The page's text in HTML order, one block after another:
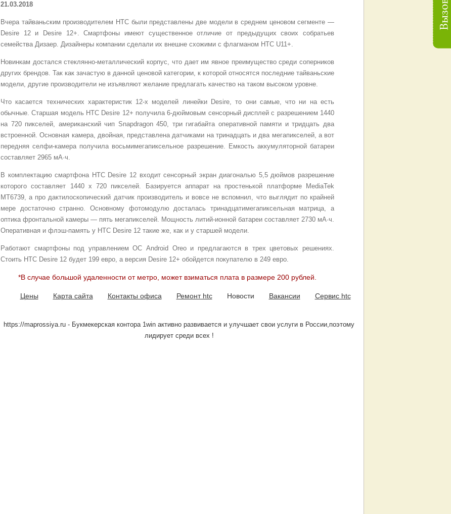
21.03.2018
Вчера тайваньским производителем HTC были представлены две модели в среднем ценовом сегменте —
Desire 12 и Desire 12+. Смартфоны имеют существенное отличие от предыдущих своих собратьев
семейства Дизаер. Дизайнеры компании сделали их внешне схожими с флагманом HTC U11+.
Новинкам достался стеклянно-металлический корпус, что дает им явное преимущество среди соперников
других брендов. Так как зачастую в данной ценовой категории, к которой относятся последние тайваньские
модели, другие производители не изъявляют желание предлагать качество на таком высоком уровне.
Что касается технических характеристик 12-х моделей линейки Desire, то они самые, что ни на есть
обычные. Старшая модель HTC Desire 12+ получила 6-дюймовым сенсорный дисплей с разрешением 1440
на 720 пикселей, американский чип Snapdragon 450, три гигабайта оперативной памяти и тридцать два
встроенной. Основная камера, двойная, представлена датчиками на тринадцать и два мегапикселей, а вот
передняя селфи-камера получила восьмимегапиксельное разрешение. Емкость аккумуляторной батареи
составляет 2965 мА·ч.
В комплектацию смартфона HTC Desire 12 входит сенсорный экран диагональю 5,5 дюймов разрешение
которого составляет 1440 х 720 пикселей. Базируется аппарат на простенькой платформе MediaTek
MT6739, а про дактилоскопический датчик производитель и вовсе не вспомнил, что выглядит по крайней
мере достаточно странно. Основному фотомодулю досталась тринадцатимегапиксельная матрица, а
оптика фронтальной камеры — пять мегапикселей. Мощность литий-ионной батареи составляет 2730 мА·ч.
Оперативная и флэш-память у HTC Desire 12 такие же, как и у старшей модели.
Работают смартфоны под управлением ОС Android Oreo и предлагаются в трех цветовых решениях.
Стоить HTC Desire 12 будет 199 евро, а версия Desire 12+ обойдется покупателю в 249 евро.
*В случае большой удаленности от метро, может взиматься плата в размере 200 рублей.
Цены Карта сайта Контакты офиса Ремонт htc Новости Вакансии Сервис htc
https://maprossiya.ru - Букмекерская контора 1win активно развивается и улучшает свои услуги в России,поэтому
лидирует среди всех !